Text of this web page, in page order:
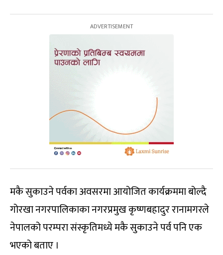
मकै सुकाउने पर्वका अवसरमा आयोजित कार्यक्रममा बोल्दै
गोरखा नगरपालिकाका नगरप्रमुख कृष्णबहादुर रानामगरले
नेपालको परम्परा संस्कृतिमध्ये मकै सुकाउने पर्व पनि एक
भएको बताए ।